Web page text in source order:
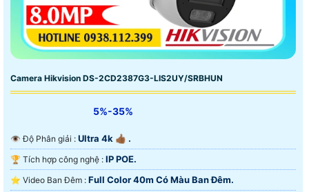
Camera Hikvision DS-2CD2387G3-LIS2UY/SRBHUN
5%-35%
👁 Độ Phân giải : Ultra 4k 👍🏾 .
🏆 Tích hợp công nghệ : IP POE.
⭐ Video Ban Đêm : Full Color 40m Có Màu Ban Ðêm.